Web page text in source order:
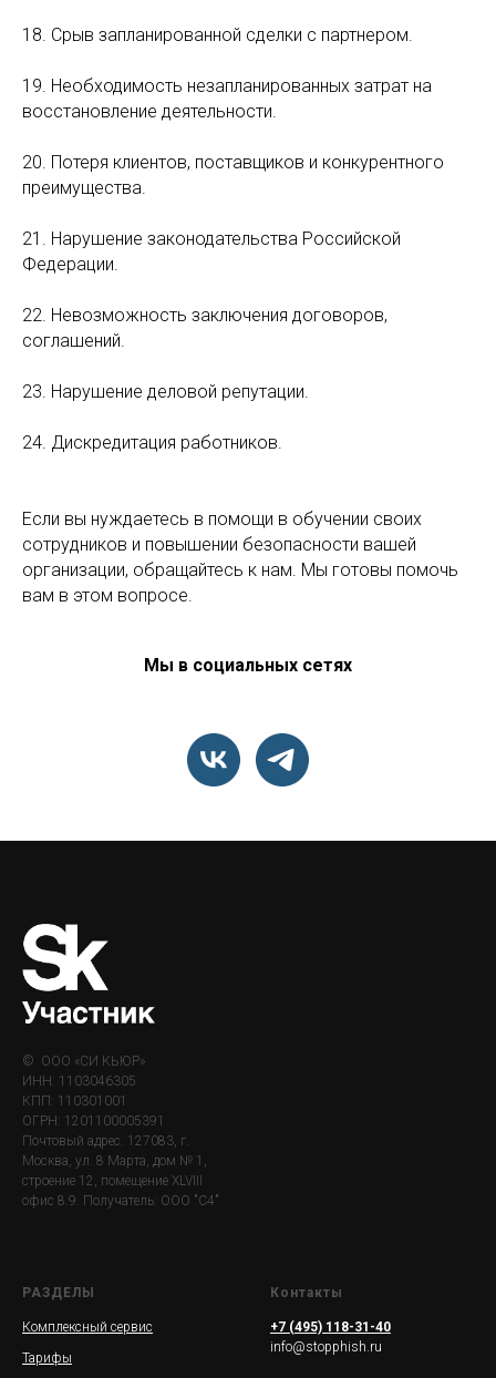
18. Срыв запланированной сделки с партнером.
19. Необходимость незапланированных затрат на
восстановление деятельности.
20. Потеря клиентов, поставщиков и конкурентного
преимущества.
21. Нарушение законодательства Российской
Федерации.
22. Невозможность заключения договоров,
соглашений.
23. Нарушение деловой репутации.
24. Дискредитация работников.
Если вы нуждаетесь в помощи в обучении своих
сотрудников и повышении безопасности вашей
организации, обращайтесь к нам. Мы готовы помочь
вам в этом вопросе.
Мы в социальных сетях
© ООО «СИ КЬЮР»
ИНН: 1103046305
КПП: 110301001
ОГРН: 1201100005391
Почтовый адрес: 127083, г.
Москва, ул. 8 Марта, дом № 1,
строение 12, помещение XLVIII
офис 8.9. Получатель: ООО "С4"
РАЗДЕЛЫ
Комплексный сервис
Тарифы
Контакты
+7 (495) 118-31-40
info@stopphish.ru